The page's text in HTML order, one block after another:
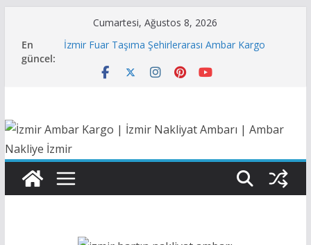
content
Cumartesi, Ağustos 8, 2026
En
güncel:
İzmir Fuar Taşıma Şehirlerarası Ambar Kargo
İzmir Şehirlerarası Taşımacılık Ambar Kargo
İzmir Parça Nakliye Şehirlerarası Ambar Kargo
Nakliye
İzmir Büro Ofis Taşımacılığı Şehirlerarası Ambar
Kargo Nakliye